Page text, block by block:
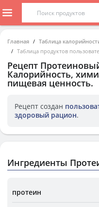
Главная
Таблица
Таблица продуктов
Рецепт
Калорийность,
пищевая ценность.
Рецепт создан
здоровый рацион.
Ингредиенты
протеин